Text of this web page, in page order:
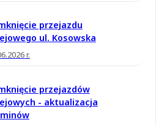
przejazdu
ul. Kosowska
r.
przejazdów
- aktualizacja